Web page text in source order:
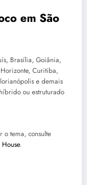
em São
Brasília, Goiânia,
Curitiba,
e demais
ou estruturado
o tema, consulte
.